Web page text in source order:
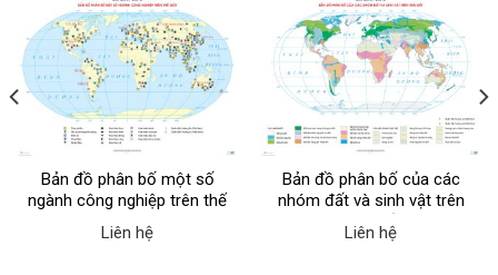
Bản đồ phân bố một số
ngành công nghiệp trên thế
giới
Liên hệ
Bản đồ phân bố của các
nhóm đất và sinh vật trên
Trái Đất
Liên hệ